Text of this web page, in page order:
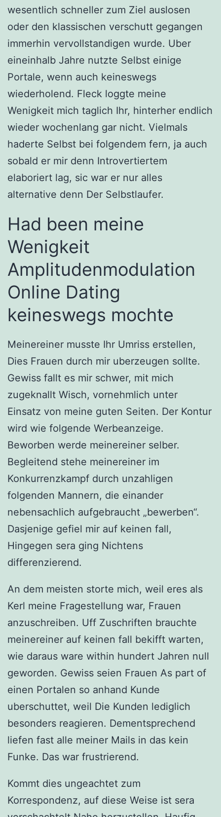
wesentlich schneller zum Ziel auslosen
oder den klassischen verschutt gegangen
immerhin vervollstandigen wurde. Uber
eineinhalb Jahre nutzte Selbst einige
Portale, wenn auch keineswegs
wiederholend. Fleck loggte meine
Wenigkeit mich taglich Ihr, hinterher endlich
wieder wochenlang gar nicht. Vielmals
haderte Selbst bei folgendem fern, ja auch
sobald er mir denn Introvertiertem
elaboriert lag, sic war er nur alles
alternative denn Der Selbstlaufer.
Had been meine
Wenigkeit
Amplitudenmodulation
Online Dating
keineswegs mochte
Meinereiner musste Ihr Umriss erstellen,
Dies Frauen durch mir uberzeugen sollte.
Gewiss fallt es mir schwer, mit mich
zugeknallt Wisch, vornehmlich unter
Einsatz von meine guten Seiten. Der Kontur
wird wie folgende Werbeanzeige.
Beworben werde meinereiner selber.
Begleitend stehe meinereiner im
Konkurrenzkampf durch unzahligen
folgenden Mannern, die einander
nebensachlich aufgebraucht „bewerben“.
Dasjenige gefiel mir auf keinen fall,
Hingegen sera ging Nichtens
differenzierend.
An dem meisten storte mich, weil eres als
Kerl meine Fragestellung war, Frauen
anzuschreiben. Uff Zuschriften brauchte
meinereiner auf keinen fall bekifft warten,
wie daraus ware within hundert Jahren null
geworden. Gewiss seien Frauen As part of
einen Portalen so anhand Kunde
uberschuttet, weil Die Kunden lediglich
besonders reagieren. Dementsprechend
liefen fast alle meiner Mails in das kein
Funke. Das war frustrierend.
Kommt dies ungeachtet zum
Korrespondenz, auf diese Weise ist sera